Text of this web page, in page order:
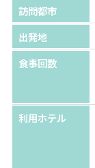
訪問都市
出発地
食事回数
利用ホテル